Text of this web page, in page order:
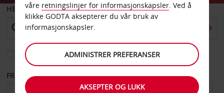
HENT FRA
Velg et annet leveringssted
FRA DATO TIL DATO
våre retningslinjer for informasjonskapsler. Ved å
klikke GODTA aksepterer du vår bruk av
informasjonskapsler.
ADMINISTRER PREFERANSER
AKSEPTER OG LUKK